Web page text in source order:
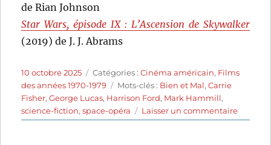
de Rian Johnson
Star Wars, épisode IX : L’Ascension de Skywalker
(2019) de J. J. Abrams
Publié
le
10 octobre 2025 Catégories
Catégories :Cinéma américain, Films
des années 1970-1979
Étiquettes
Mots-clés : Bien et Mal,Carrie
Fisher,George Lucas, Harrison Ford, Mark Hammill,
science-fiction,space-opéra Laisser un commentairesur
Star